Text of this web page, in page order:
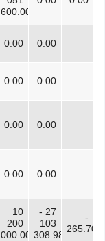
600.00
0.00 0.00
0.00 0.00
0.00 0.00
0.00 0.00
10
200
000.00
- 27
103
308.98
-
265.70